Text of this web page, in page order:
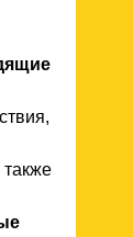
также